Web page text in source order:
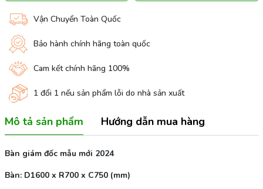
Vận Chuyển Toàn Quốc
Bảo hành chính hãng toàn quốc
Cam kết chính hãng 100%
1 đổi 1 nếu sản phẩm lỗi do nhà sản xuất
Mô tả sản phẩm Hướng dẫn mua hàng
Bàn giám đốc mẫu mới 2024
Bàn: D1600 x R700 x C750 (mm)